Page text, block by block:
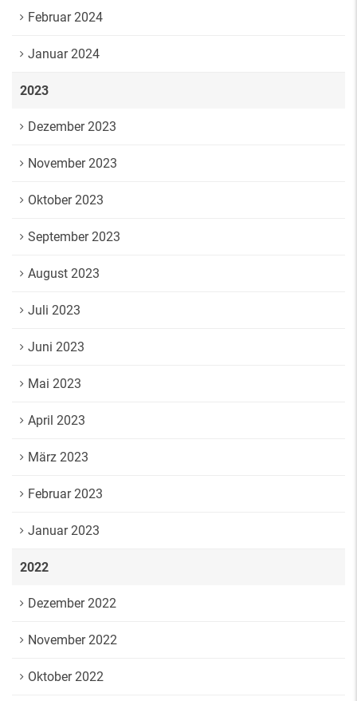
Februar 2024
Januar 2024
2023
Dezember 2023
November 2023
Oktober 2023
September 2023
August 2023
Juli 2023
Juni 2023
Mai 2023
April 2023
März 2023
Februar 2023
Januar 2023
2022
Dezember 2022
November 2022
Oktober 2022